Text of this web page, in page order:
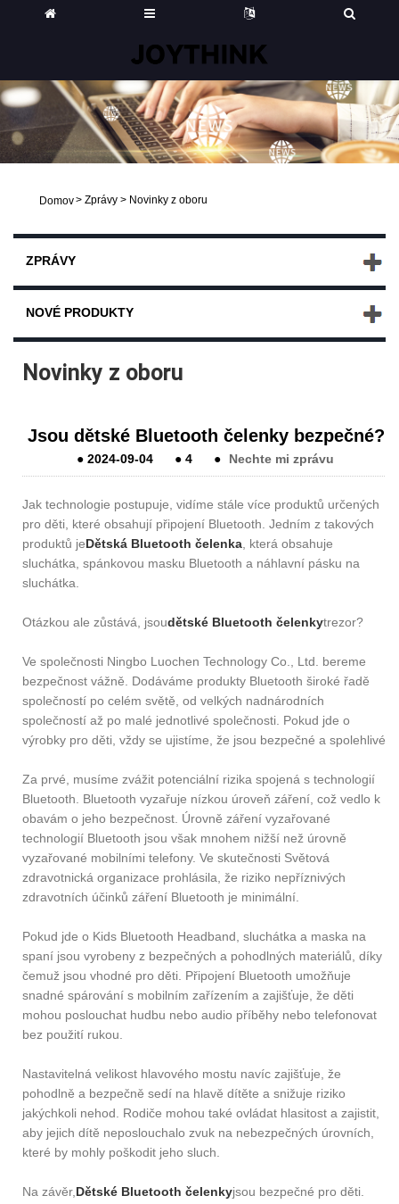
Domov> Zprávy > Novinky z oboru
ZPRÁVY
NOVÉ PRODUKTY
Novinky z oboru
Jsou dětské Bluetooth čelenky bezpečné?
●2024-09-04 ●4 ● Nechte mi zprávu
Jak technologie postupuje, vidíme stále více produktů určených
pro děti, které obsahují připojení Bluetooth. Jedním z takových
produktů jeDětská Bluetooth čelenka, která obsahuje
sluchátka, spánkovou masku Bluetooth a náhlavní pásku na
sluchátka.
Otázkou ale zůstává, jsoudětské Bluetooth čelenkytrezor?
Ve společnosti Ningbo Luochen Technology Co., Ltd. bereme
bezpečnost vážně. Dodáváme produkty Bluetooth široké řadě
společností po celém světě, od velkých nadnárodních
společností až po malé jednotlivé společnosti. Pokud jde o
výrobky pro děti, vždy se ujistíme, že jsou bezpečné a spolehlivé.
Za prvé, musíme zvážit potenciální rizika spojená s technologií
Bluetooth. Bluetooth vyzařuje nízkou úroveň záření, což vedlo k
obavám o jeho bezpečnost. Úrovně záření vyzařované
technologií Bluetooth jsou však mnohem nižší než úrovně
vyzařované mobilními telefony. Ve skutečnosti Světová
zdravotnická organizace prohlásila, že riziko nepříznivých
zdravotních účinků záření Bluetooth je minimální.
Pokud jde o Kids Bluetooth Headband, sluchátka a maska ​​na
spaní jsou vyrobeny z bezpečných a pohodlných materiálů, díky
čemuž jsou vhodné pro děti. Připojení Bluetooth umožňuje
snadné spárování s mobilním zařízením a zajišťuje, že děti
mohou poslouchat hudbu nebo audio příběhy nebo telefonovat
bez použití rukou.
Nastavitelná velikost hlavového mostu navíc zajišťuje, že
pohodlně a bezpečně sedí na hlavě dítěte a snižuje riziko
jakýchkoli nehod. Rodiče mohou také ovládat hlasitost a zajistit,
aby jejich dítě neposlouchalo zvuk na nebezpečných úrovních,
které by mohly poškodit jeho sluch.
Na závěr,Dětské Bluetooth čelenkyjsou bezpečné pro děti.